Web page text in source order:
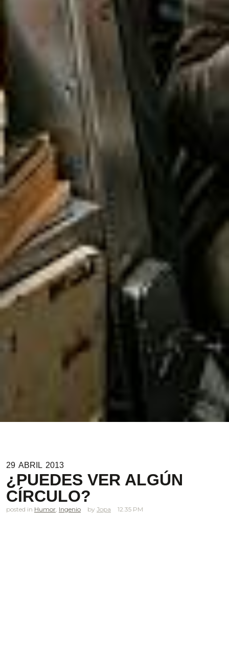
29 ABRIL 2013
¿PUEDES VER ALGÚN
CÍRCULO?
posted in Humor, Ingenio Jopa 12.35 PM